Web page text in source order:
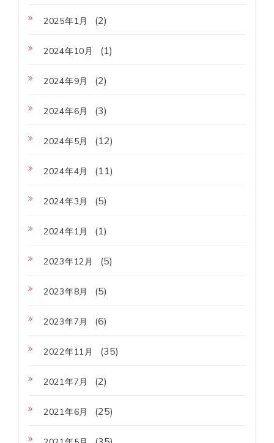
2025年1月 (2)
2024年10月 (1)
2024年9月 (2)
2024年6月 (3)
2024年5月 (12)
2024年4月 (11)
2024年3月 (5)
2024年1月 (1)
2023年12月 (5)
2023年8月 (5)
2023年7月 (6)
2022年11月 (35)
2021年7月 (2)
2021年6月 (25)